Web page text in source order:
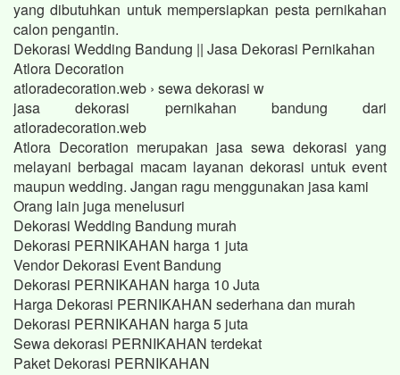
yang dibutuhkan untuk mempersiapkan pesta pernikahan
calon pengantin.
Dekorasi Wedding Bandung || Jasa Dekorasi Pernikahan
Atlora Decoration
atloradecoration.web › sewa dekorasi w
jasa dekorasi pernikahan bandung dari
atloradecoration.web
Atlora Decoration merupakan jasa sewa dekorasi yang
melayani berbagai macam layanan dekorasi untuk event
maupun wedding. Jangan ragu menggunakan jasa kami
Orang lain juga menelusuri
Dekorasi Wedding Bandung murah
Dekorasi PERNIKAHAN harga 1 juta
Vendor Dekorasi Event Bandung
Dekorasi PERNIKAHAN harga 10 Juta
Harga Dekorasi PERNIKAHAN sederhana dan murah
Dekorasi PERNIKAHAN harga 5 juta
Sewa dekorasi PERNIKAHAN terdekat
Paket Dekorasi PERNIKAHAN